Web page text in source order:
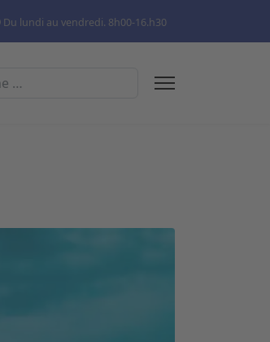
Du lundi au vendredi. 8h00-16.h30